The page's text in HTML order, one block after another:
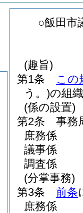
○飯田市
(趣旨)
第1条
この
う。)の組
(係の設置)
第2条
事務
庶務係
議事係
調査係
(分掌事務)
第3条
前条
庶務係